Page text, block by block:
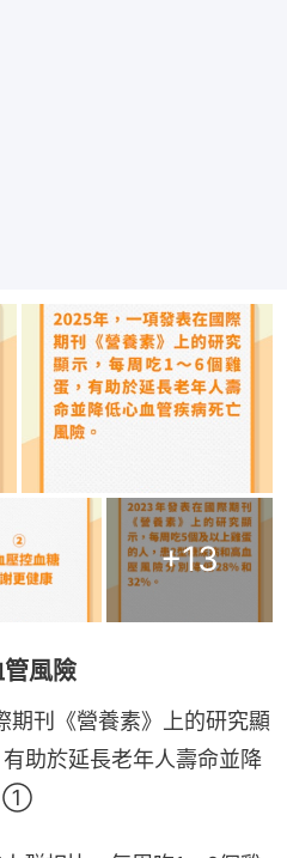
+13
風險
刊《營養素》上的研究顯
助於延長老年人壽命並降
①